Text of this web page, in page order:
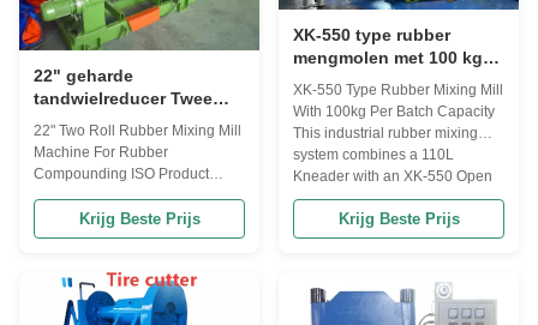
22" geharde
tandwielreducer Twee
rollen rubber mixing mill
machine voor rubber
compounding ISO
22" Two Roll Rubber Mixing Mill
Machine For Rubber
Compounding ISO Product
Overview 22" Hardened Gear
Reducer Two Roll Rubber
Mixing Mill for professional
applications. This industrial
mixing mill is designed for
Krijg Beste Prijs
XK-550 type rubber
mengmolen met 100 kg
batchcapaciteit en 1500
mm walslengte
XK-550 Type Rubber Mixing Mill
With 100kg Per Batch Capacity
This industrial rubber mixing
system combines a 110L
Kneader with an XK-550 Open
Mixing Mill for efficient two-stage
processing, delivering superior
mixing quality and production
Two-Stage Mixing Process ...
Krijg Beste Prijs